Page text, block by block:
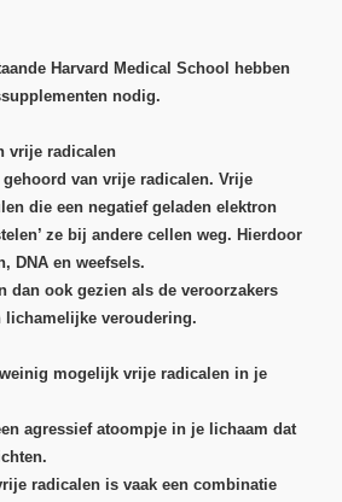
Harvard Medical School hebben
nodig.
vrije radicalen
gehoord van vrije radicalen. Vrije
die een negatief geladen elektron
ze bij andere cellen weg. Hierdoor
DNA en weefsels.
dan ook gezien alsde veroorzakers
lichamelijke veroudering.
mogelijk vrije radicalen in je
agressief atoompje in je lichaam dat
radicalen is vaak een combinatie